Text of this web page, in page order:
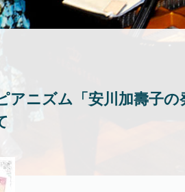
アニズム「安川加壽子の